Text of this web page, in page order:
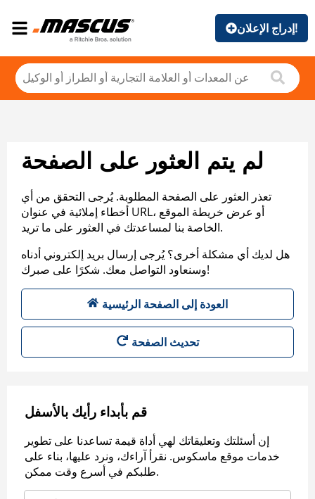
إدراج الإعلان!
لم يتم العثور على الصفحة
تعذر العثور على الصفحة المطلوبة. يُرجى التحقق من أي
أخطاء إملائية في عنوان URL، أو عرض خريطة الموقع
الخاصة بنا لمساعدتك في العثور على ما تريد.
هل لديك أي مشكلة أخرى؟ يُرجى إرسال بريد إلكتروني أدناه
وسنعاود التواصل معك. شكرًا على صبرك!
العودة إلى الصفحة الرئيسية
تحديث الصفحة
قم بأبداء رأيك بالأسفل
إن أسئلتك وتعليقاتك لهي أداة قيمة تساعدنا على تطوير
خدمات موقع ماسكوس. نقرأ آراءك، ونرد عليها، بناء على
طلبكم في أسرع وقت ممكن.